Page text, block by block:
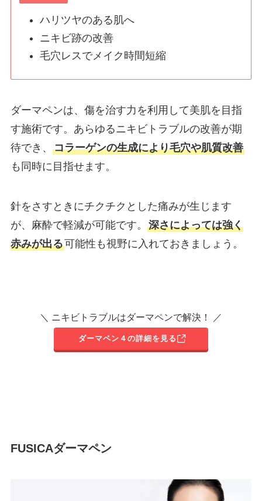
ハリツヤのある肌へ
ニキビ跡の改善
毛穴レスでメイク時間短縮
ダーマペンは、傷を治す力を利用して美肌を目指
す施術です。あらゆるニキビトラブルの改善が期
待でき、 コラーゲンの生成により毛穴や肌質改善
も同時に目指せます。
針をさすときにチクチクとした痛みが生じます
が、麻酔で軽減が可能です。 深さによっては強く
赤みが出る可能性も視野に入れておきましょう。
＼ ニキビトラブルはダーマペンで解決！ ／
ダーマペン４の詳細を見る
FUSICAダーマペン